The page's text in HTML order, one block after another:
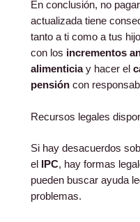
En conclusión, no
actualizada tiene
tanto a ti como a tus
con los incrementos
alimenticiay hacer el
pensión con
Recursos legales
Si hay desacuerdos
el
IPC, hay formas
pueden buscar ayuda
problemas.